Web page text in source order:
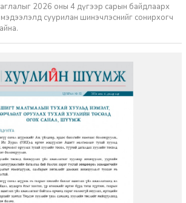
2026 оны 4 дүгээр сарын байдлаарх
суурилан шинэчлэснийг сонирхогч